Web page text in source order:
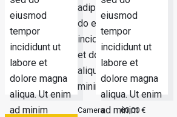
adipiscing elit, sed
do eiusmod tempor
incididunt ut labore
et dolore magna
aliqua. Ut enim ad
minim veniam.
Camera
60,00 €
eiusmod
tempor
incididunt ut
labore et
dolore magna
aliqua. Ut enim
ad minim
eiusmod
tempor
incididunt ut
labore et
dolore magna
aliqua. Ut enim
ad minim